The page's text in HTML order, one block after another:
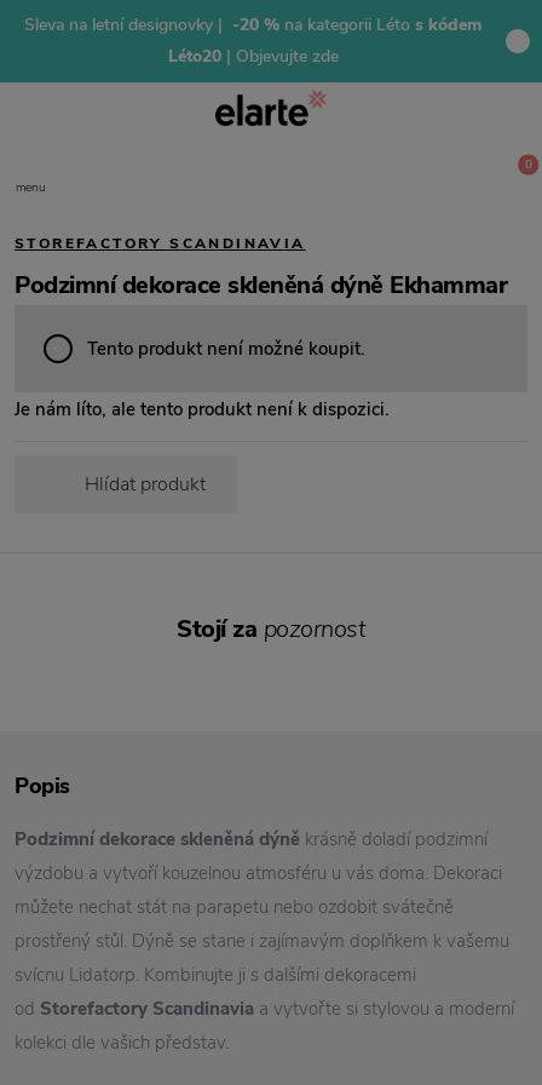
Sleva na letní designovky | -20 % na kategorii Léto s kódem
Léto20 | Objevujte zde
menu
0
STOREFACTORY SCANDINAVIA
Podzimní dekorace skleněná dýně Ekhammar
Tento produkt není možné koupit.
Je nám líto, ale tento produkt není k dispozici.
Hlídat produkt
Popis
Podzimní dekorace skleněná dýně krásně doladí podzimní
výzdobu a vytvoří kouzelnou atmosféru u vás doma. Dekoraci
můžete nechat stát na parapetu nebo ozdobit svátečně
prostřený stůl. Dýně se stane i zajímavým doplňkem k vašemu
svícnu Lidatorp. Kombinujte ji s dalšími dekoracemi
od Storefactory Scandinavia a vytvořte si stylovou a moderní
kolekci dle vašich představ.
Stojí za pozornost